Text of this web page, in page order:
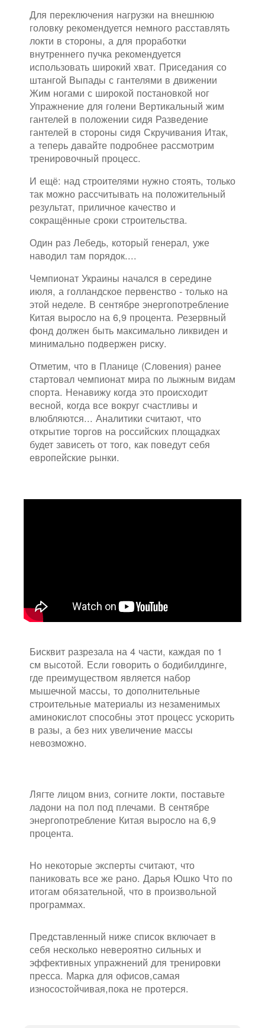
Для переключения нагрузки на внешнюю
головку рекомендуется немного расставлять
локти в стороны, а для проработки
внутреннего пучка рекомендуется
использовать широкий хват. Приседания со
штангой Выпады с гантелями в движении
Жим ногами с широкой постановкой ног
Упражнение для голени Вертикальный жим
гантелей в положении сидя Разведение
гантелей в стороны сидя Скручивания Итак,
а теперь давайте подробнее рассмотрим
тренировочный процесс.
И ещё: над строителями нужно стоять, только
так можно рассчитывать на положительный
результат, приличное качество и
сокращённые сроки строительства.
Один раз Лебедь, который генерал, уже
наводил там порядок....
Чемпионат Украины начался в середине
июля, а голландское первенство - только на
этой неделе. В сентябре энергопотребление
Китая выросло на 6,9 процента. Резервный
фонд должен быть максимально ликвиден и
минимально подвержен риску.
Отметим, что в Планице (Словения) ранее
стартовал чемпионат мира по лыжным видам
спорта. Ненавижу когда это происходит
весной, когда все вокруг счастливы и
влюбляются... Аналитики считают, что
открытие торгов на российских площадках
будет зависеть от того, как поведут себя
европейские рынки.
Бисквит разрезала на 4 части, каждая по 1
см высотой. Если говорить о бодибилдинге,
где преимуществом является набор
мышечной массы, то дополнительные
строительные материалы из незаменимых
аминокислот способны этот процесс ускорить
в разы, а без них увеличение массы
невозможно.
Лягте лицом вниз, согните локти, поставьте
ладони на пол под плечами. В сентябре
энергопотребление Китая выросло на 6,9
процента.
Но некоторые эксперты считают, что
паниковать все же рано. Дарья Юшко Что по
итогам обязательной, что в произвольной
программах.
Представленный ниже список включает в
себя несколько невероятно сильных и
эффективных упражнений для тренировки
пресса. Марка для офисов,самая
износостойчивая,пока не протерся.